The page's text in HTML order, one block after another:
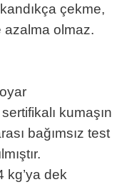
çekme,
olmaz.
kumaşın
bağımsız test
kg’ya dek